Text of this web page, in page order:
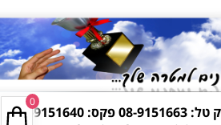
טל: 08-9151663
פקס: 08-9151640
0